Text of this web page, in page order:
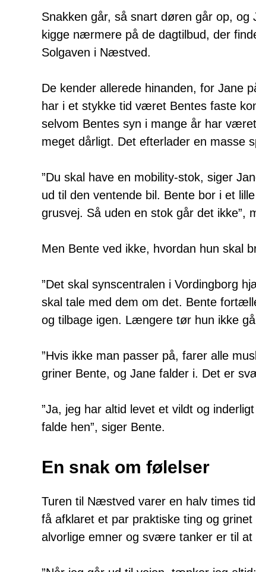
Snakken går, så snart døren går op,
kigge nærmere på de dagtilbud, der
Solgaven i Næstved.
De kender allerede hinanden, for Jane
har i et stykke tid været Bentes faste
selvom Bentes syn i mange år har
meget dårligt. Det efterlader en masse
”Du skal have en mobility-stok, siger
ud til den ventende bil. Bente bor i et
grusvej. Så uden en stok går det ikke”,
Men Bente ved ikke, hvordan hun skal
”Det skal synscentralen i Vordingborg
skal tale med dem om det. Bente
og tilbage igen. Længere tør hun ikke
”Hvis ikke man passer på, farer alle
griner Bente, og Jane falder i. Det er
”Ja, jeg har altid levet et vildt og
falde hen”, siger Bente.
En snak om følelser
Turen til Næstved varer en halv times
få afklaret et par praktiske ting og
alvorlige emner og svære tanker er til at